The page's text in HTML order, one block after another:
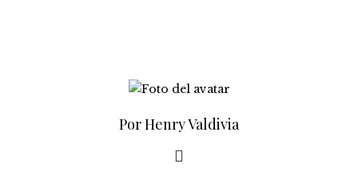
Por Henry Valdivia